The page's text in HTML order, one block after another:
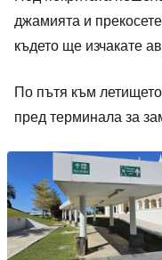
джамията и
където ще изчакате
По пътя към
пред терминала за